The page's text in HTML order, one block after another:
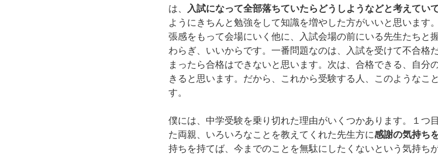
は、
入試になって全部落ちていたらどうしようなどと考えてい
ようにきちんと勉強をして知識を増やした方がいいと思います
張感をもって会場にいく他に、入試会場の前にいる先生たちと
わらぎ、いいからです。一番問題なのは、入試を受けて不合格
まったら合格はできないと思います。次は、合格できる、自分
きると思います。だから、これから受験する人、このようなこ
す。
僕には、中学受験を乗り切れた理由がいくつかあります。１つ
た両親、いろいろなことを教えてくれた先生方に感謝の気持ち
持ちを持てば、今までのことを無駄にしたくないという気持ち